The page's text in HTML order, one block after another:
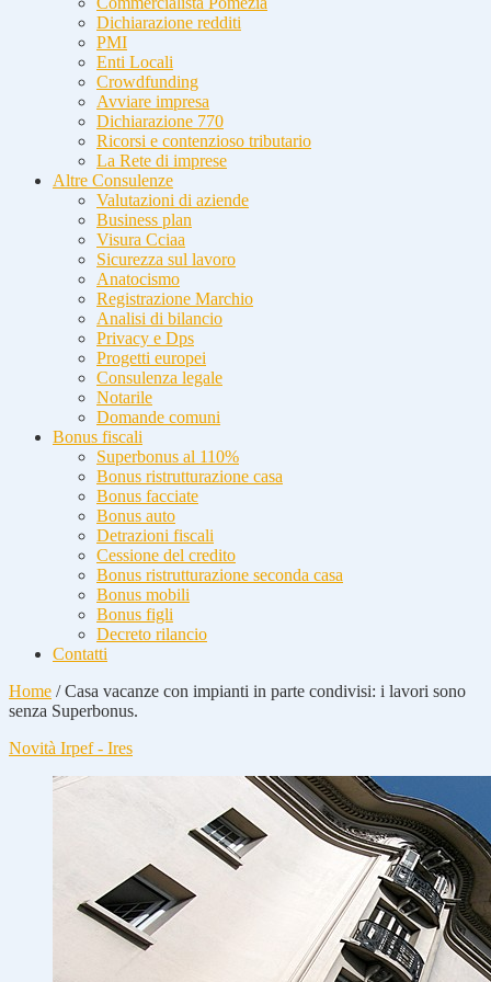
Dichiarazione redditi
PMI
Enti Locali
Crowdfunding
Avviare impresa
Dichiarazione 770
Ricorsi e contenzioso tributario
La Rete di imprese
Altre Consulenze
Valutazioni di aziende
Business plan
Visura Cciaa
Sicurezza sul lavoro
Anatocismo
Registrazione Marchio
Analisi di bilancio
Privacy e Dps
Progetti europei
Consulenza legale
Notarile
Domande comuni
Bonus fiscali
Superbonus al 110%
Bonus ristrutturazione casa
Bonus facciate
Bonus auto
Detrazioni fiscali
Cessione del credito
Bonus ristrutturazione seconda casa
Bonus mobili
Bonus figli
Decreto rilancio
Contatti
Home /Casa vacanze con impianti in parte condivisi: i lavori sono
senza Superbonus.
Novità Irpef - Ires